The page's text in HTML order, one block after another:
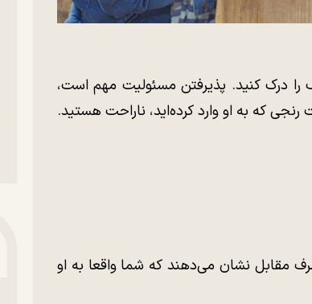
را درک کنید. پذیرفتن مسئولیت مهم است،
که به او وارد کرده‌اید، ناراحت هستید.
مقابل نشان می‌دهند که شما واقعا به او